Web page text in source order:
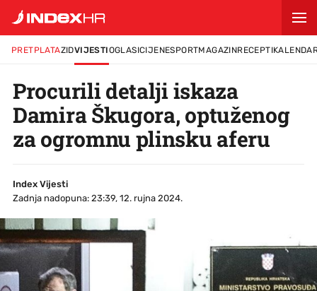
PRETPLATAZIDVIJESTIOGLASICIJENESPORTMAGAZINRECEPTI
Procurili detalji iskaza
Damira Škugora, optuženog
za ogromnu plinsku aferu
Index Vijesti
Zadnja nadopuna: 23:39, 12. rujna 2024.